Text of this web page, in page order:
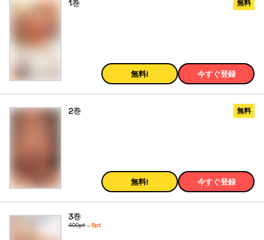
1巻 無料
無料! 今すぐ登録
2巻 無料
無料! 今すぐ登録
3巻
400pt→9pt